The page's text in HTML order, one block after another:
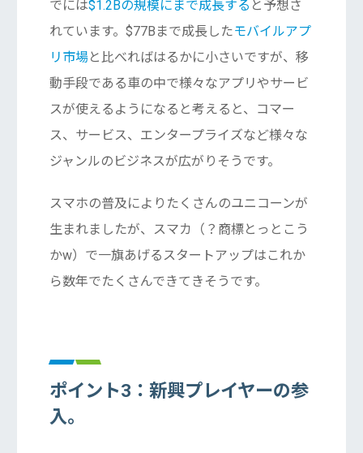
でには$1.2Bの規模にまで成長する と予想さ
れています。$77Bまで成長したモバイルアプ
リ市場 と比べればはるかに小さいですが、移
動手段である車の中で様々なアプリやサービ
スが使えるようになると考えると、コマー
ス、サービス、エンタープライズなど様々な
ジャンルのビジネスが広がりそうです。
スマホの普及によりたくさんのユニコーンが
生まれましたが、スマカ（？商標とっとこう
かw）で一旗あげるスタートアップはこれか
ら数年でたくさんできてきそうです。
ポイント3：新興プレイヤーの参
入。